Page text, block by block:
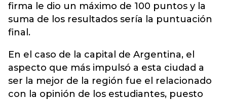
firma le dio un máximo de 100 puntos y la
suma de los resultados sería la puntuación
final.
En el caso de la capital de Argentina, el
aspecto que más impulsó a esta ciudad a
ser la mejor de la región fue el relacionado
con la opinión de los estudiantes, puesto